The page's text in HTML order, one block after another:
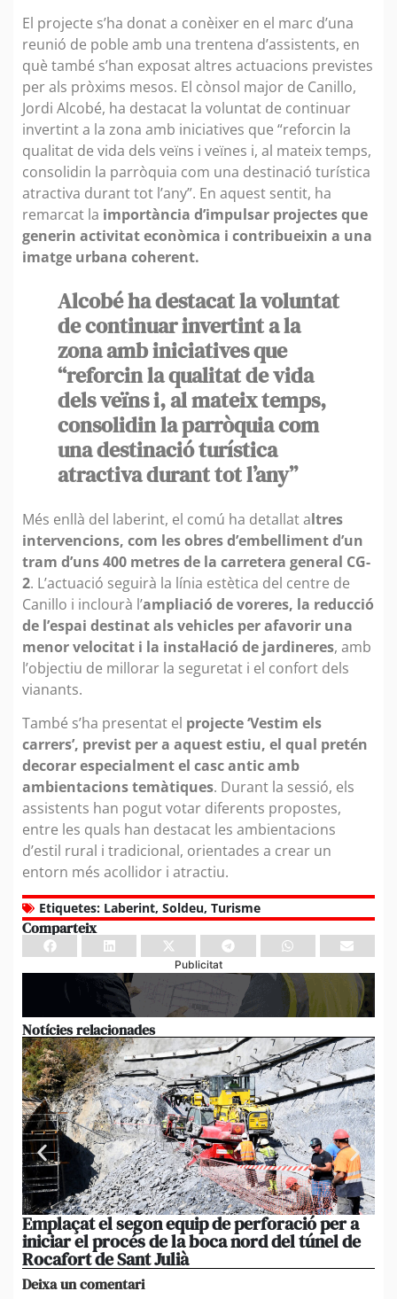
El projecte s’ha donat a conèixer en el marc d’una
reunió de poble amb una trentena d’assistents, en
què també s’han exposat altres actuacions previstes
per als pròxims mesos. El cònsol major de Canillo,
Jordi Alcobé, ha destacat la voluntat de continuar
invertint a la zona amb iniciatives que “reforcin la
qualitat de vida dels veïns i veïnes i, al mateix temps,
consolidin la parròquia com una destinació turística
atractiva durant tot l’any”. En aquest sentit, ha
remarcat la importància d’impulsar projectes que
generin activitat econòmica i contribueixin a una
imatge urbana coherent.
Alcobé ha destacat la voluntat
de continuar invertint a la
zona amb iniciatives que
“reforcin la qualitat de vida
dels veïns i, al mateix temps,
consolidin la parròquia com
una destinació turística
atractiva durant tot l’any”
Més enllà del laberint, el comú ha detallat altres
intervencions, com les obres d’embelliment d’un
tram d’uns 400 metres de la carretera general CG-
2. L’actuació seguirà la línia estètica del centre de
Canillo i inclourà l’ampliació de voreres, la reducció
de l’espai destinat als vehicles per afavorir una
menor velocitat i la instal·lació de jardineres, amb
l’objectiu de millorar la seguretat i el confort dels
vianants.
També s’ha presentat el projecte ‘Vestim els
carrers’, previst per a aquest estiu, el qual pretén
decorar especialment el casc antic amb
ambientacions temàtiques. Durant la sessió, els
assistents han pogut votar diferents propostes,
entre les quals han destacat les ambientacions
d’estil rural i tradicional, orientades a crear un
entorn més acollidor i atractiu.
Etiquetes: Laberint, Soldeu, Turisme
Comparteix
Publicitat
Notícies relacionades
Emplaçat el segon equip de perforació per a
iniciar el procés de la boca nord del túnel de
Rocafort de Sant Julià
Deixa un comentari